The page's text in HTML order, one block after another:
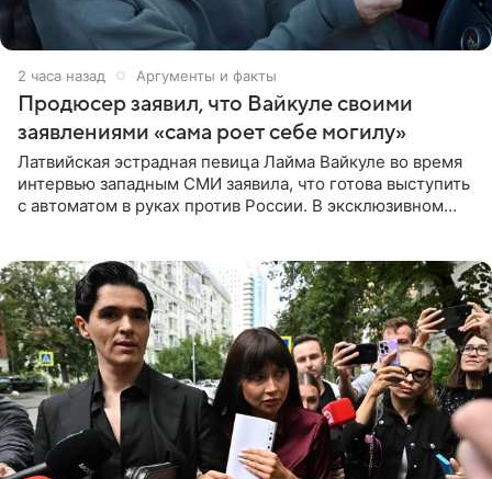
2 часа назад Аргументы и факты
Продюсер заявил, что Вайкуле своими
заявлениями «сама роет себе могилу»
Латвийская эстрадная певица Лайма Вайкуле во время
интервью западным СМИ заявила, что готова выступить
с автоматом в руках против России. В эксклюзивном